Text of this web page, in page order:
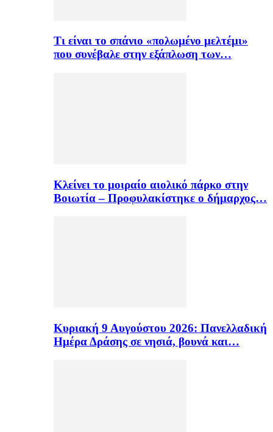
Τι είναι το σπάνιο «πολωμένο μελτέμι»
που συνέβαλε στην εξάπλωση των…
Κλείνει το μοιραίο αιολικό πάρκο στην
Βοιωτία – Προφυλακίστηκε ο δήμαρχος…
Κυριακή 9 Αυγούστου 2026: Πανελλαδική
Ημέρα Δράσης σε νησιά, βουνά και…